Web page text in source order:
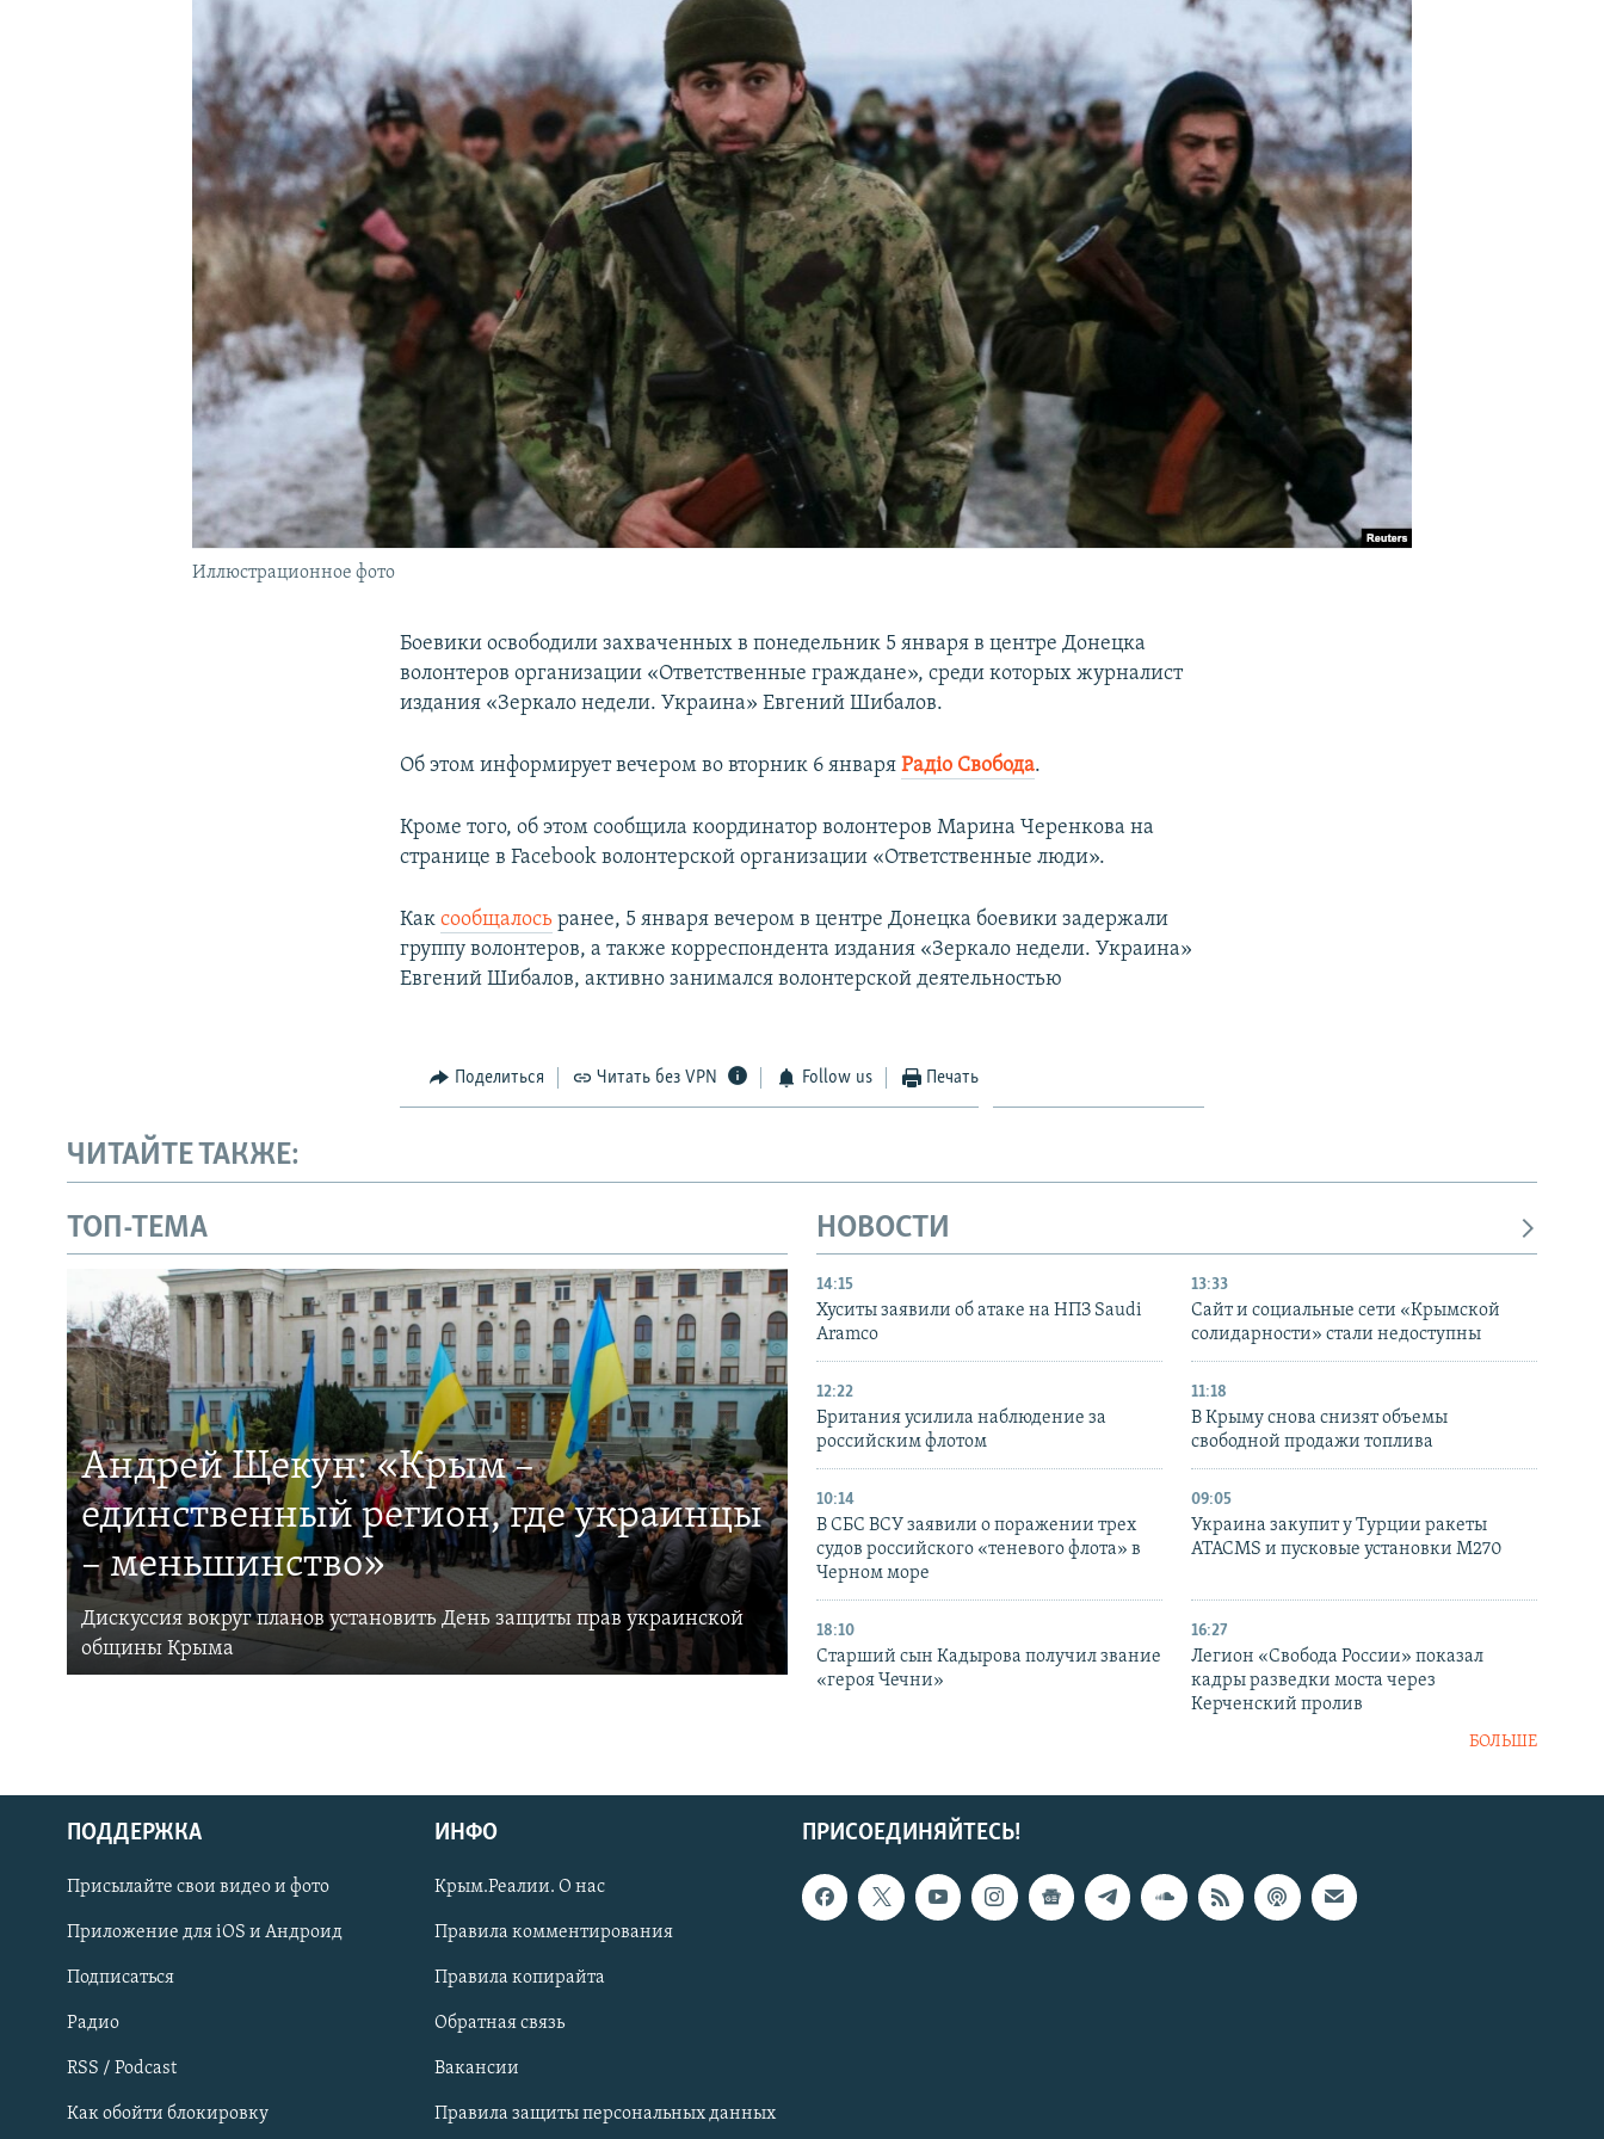
УКРАИНСКАЯ ПРОБЛЕМА КРЫМА
Українською
Qırımtatar
ПРИСОЕДИНЯЙТЕСЬ!
Иллюстрационное фото
Боевики освободили захваченных в понедельник 5 января в центре Донецка
волонтеров организации «Ответственные граждане», среди которых журналист
издания «Зеркало недели. Украина» Евгений Шибалов.
Об этом информирует вечером во вторник 6 январяРадіо Свобода.
Кроме того, об этом сообщила координатор волонтеров Марина Черенкова на
странице в Facebook волонтерской организации «Ответственные люди».
Каксообщалось ранее, 5 января вечером в центре Донецка боевики задержали
группу волонтеров, а также корреспондента издания «Зеркало недели. Украина»
Евгений Шибалов, активно занимался волонтерской деятельностью
Поделиться Читать без VPN Follow us Печать
ЧИТАЙТЕ ТАКЖЕ:
ТОП-ТЕМА
Андрей Щекун: «Крым –
единственный регион, где украинцы
– меньшинство»
Дискуссия вокруг планов установить День защиты прав украинской
общины Крыма
НОВОСТИ
14:15
Хуситы заявили об атаке на НПЗ Saudi
Aramco
13:33
Сайт и социальные сети «Крымской
солидарности» стали недоступны
12:22
Британия усилила наблюдение за
российским флотом
11:18
В Крыму снова снизят объемы
свободной продажи топлива
10:14
В СБС ВСУ заявили о поражении трех
судов российского «теневого флота» в
Черном море
09:05
Украина закупит у Турции ракеты
ATACMS и пусковые установки M270
18:10
Старший сын Кадырова получил звание
«героя Чечни»
16:27
Легион «Свобода России» показал
кадры разведки моста через
Керченский пролив
БОЛЬШЕ
ПРИСОЕДИНЯЙТЕСЬ!
ПОДДЕРЖКА
Присылайте свои видео и фото
Приложение для iOS и Андроид
Подписаться
Радио
RSS / Podcast
Как обойти блокировку
ИНФО
Крым.Реалии. О нас
Правила комментирования
Правила копирайта
Обратная связь
Вакансии
Правила защиты персональных данных